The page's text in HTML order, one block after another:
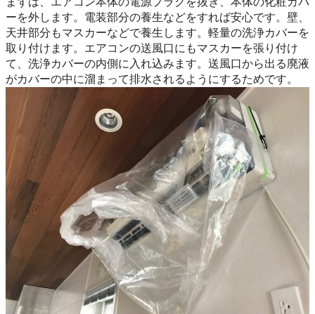
ーを外します。電装部分の養生などをすれば安心です。壁、
天井部分もマスカーなどで養生します。軽量の洗浄カバーを
取り付けます。エアコンの送風口にもマスカーを張り付け
て、洗浄カバーの内側に入れ込みます。送風口から出る廃液
がカバーの中に溜まって排水されるようにするためです。